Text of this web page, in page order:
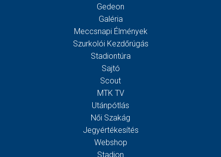
Gedeon
Galéria
Meccsnapi Élmények
Szurkolói Kezdőrúgás
Stadiontúra
Sajtó
Scout
MTK TV
Utánpótlás
Női Szakág
Jegyértékesítés
Webshop
Stadion